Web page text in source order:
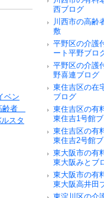
ベン
齢者
スタ
西ブログ
川西市の高齢
敷
平野区の介護
ート平野ブロ
平野区の介護
野喜連ブログ
東住吉区の在
ブログ
東住吉区の有
東住吉1号館
東住吉区の有
東住吉2号館
東大阪市の有
東大阪みとブ
東大阪市の有
東大阪高井田